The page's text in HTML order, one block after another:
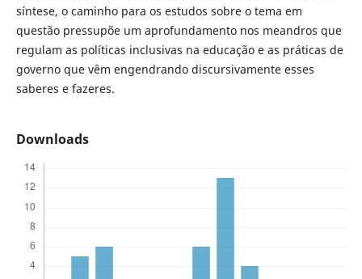
síntese, o caminho para os estudos sobre o tema em
questão pressupõe um aprofundamento nos meandros que
regulam as políticas inclusivas na educação e as práticas de
governo que vêm engendrando discursivamente esses
saberes e fazeres.
Downloads